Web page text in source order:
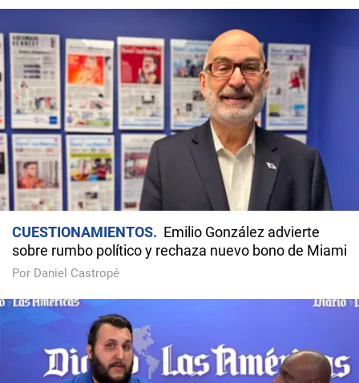
CUESTIONAMIENTOS
Emilio González advierte
sobre rumbo político y rechaza nuevo bono de Miami
Por Daniel Castropé